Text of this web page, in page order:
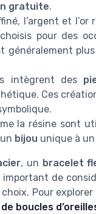
gratuite.
l’argent et l’or
pour des
généralement
intègrent des
Ces
la résine sont
bijou unique à un
, un bracelet
de
Pour
boucles